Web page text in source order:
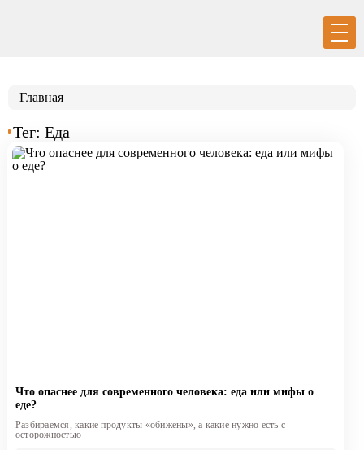
Культура
Наука
Главная
Тег: Еда
Что опаснее для современного человека: еда или мифы о
еде?
Разбираемся, какие продукты «обижены», а какие нужно есть с
осторожностью